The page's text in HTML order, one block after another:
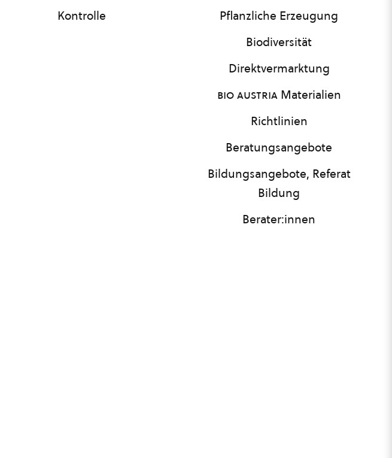
Kontrolle
Pflanzliche Erzeugung
Biodiversität
Direktvermarktung
bio austriaMaterialien
Richtlinien
Beratungsangebote
Bildungsangebote, Referat
Bildung
Berater:innen